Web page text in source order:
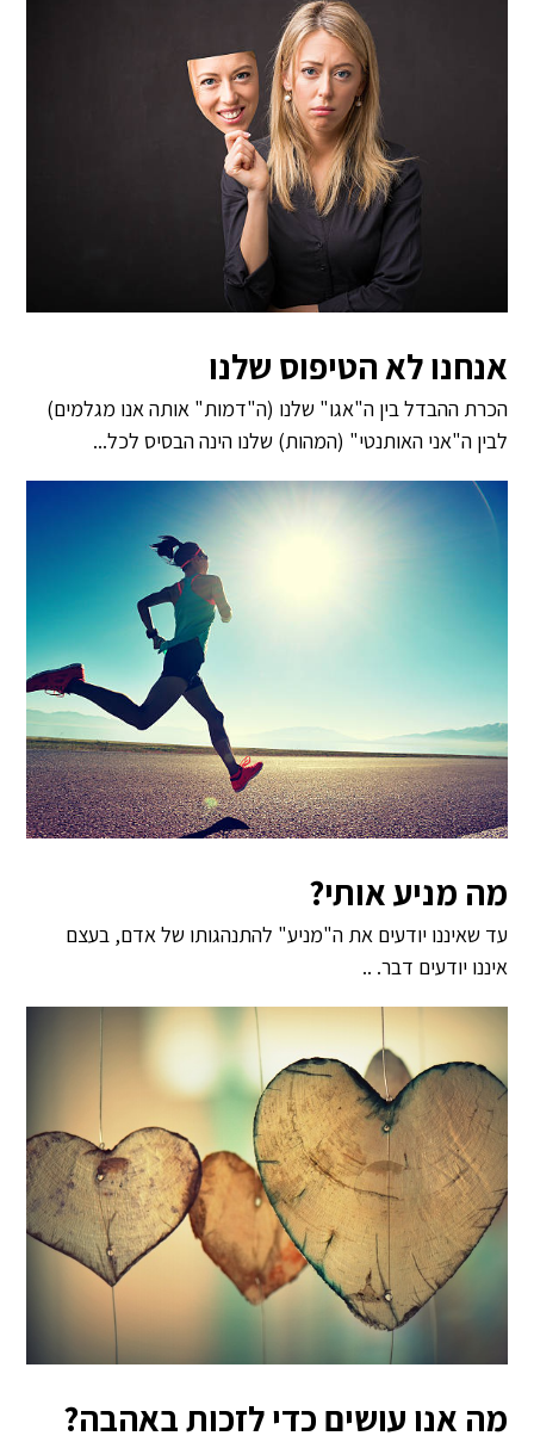
אנחנו לא הטיפוס שלנו
הכרת ההבדל בין ה"אגו" שלנו (ה"דמות" אותה אנו מגלמים)
לבין ה"אני האותנטי" (המהות) שלנו הינה הבסיס לכל...
מה מניע אותי?
עד שאיננו יודעים את ה"מניע" להתנהגותו של אדם, בעצם
איננו יודעים דבר. ..
מה אנו עושים כדי לזכות באהבה?